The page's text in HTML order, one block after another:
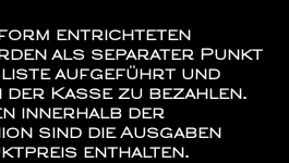
entrichteten
als separater Punkt
aufgeführt und
der Kasse zu bezahlen.
innerhalb der
sind die Ausgaben
enthalten.